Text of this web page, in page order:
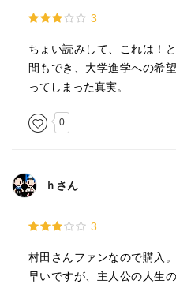
3
ちょい読みして、これは！
間もでき、大学進学への希
ってしまった真実。
0
ｈさん
3
村田さんファンなので購入
早いですが、主人公の人生